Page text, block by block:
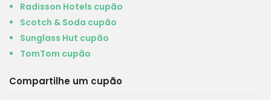
Radisson Hotels cupão
Scotch & Soda cupão
Sunglass Hut cupão
TomTom cupão
Compartilhe um cupão